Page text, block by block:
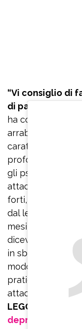
“Vi consiglio di
di panico
è
ha confidato – Se
arrabbiarmi per
caratterino non
profondamente.
gli psicofarmaci,
attacchi di
forti, ero
dal letto e ad
mesi rinchiusa in
dicevano:
in sbatti. Invece
modo corretto.
praticate Hatha
attacchi di
LEGGI ANCHE:
depressione: